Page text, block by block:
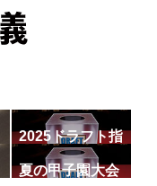
2025ドラフト指
名一覧
夏の甲子園大会